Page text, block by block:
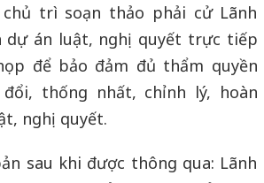
trì soạn thảo phải cử Lãnh
dự án luật, nghị quyết trực tiếp
để bảo đảm đủ thẩm quyền
thống nhất, chỉnh lý, hoàn
nghị quyết.
sau khi được thông qua: Lãnh